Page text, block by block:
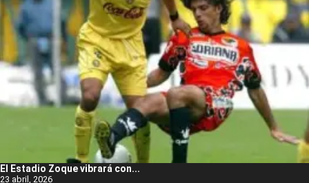
El Estadio Zoque vibrará con...
23 abril, 2026